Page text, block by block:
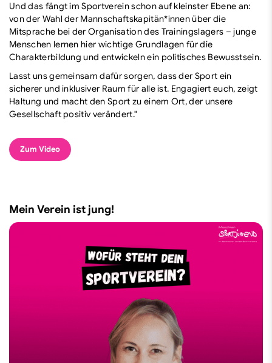
Und das fängt im Sportverein schon auf kleinster Ebene an:
von der Wahl der Mannschaftskapitän*innen über die
Mitsprache bei der Organisation des Trainingslagers – junge
Menschen lernen hier wichtige Grundlagen für die
Charakterbildung und entwickeln ein politisches Bewusstsein.
Lasst uns gemeinsam dafür sorgen, dass der Sport ein
sicherer und inklusiver Raum für alle ist. Engagiert euch, zeigt
Haltung und macht den Sport zu einem Ort, der unsere
Gesellschaft positiv verändert."
Zum Video
Mein Verein ist jung!